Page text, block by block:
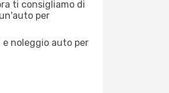
ti consigliamo di
per
e noleggio auto per